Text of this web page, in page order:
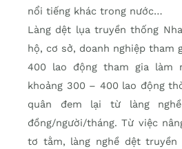
nổi tiếng khác trong nước…
Làng dệt lụa truyền thống
hộ, cơ sở, doanh nghiệp tham
400 lao động tham gia làm
khoảng 300 – 400 lao động
quân đem lại từ làng
đồng/người/tháng. Từ việc
tơ tằm, làng nghề dệt truyền